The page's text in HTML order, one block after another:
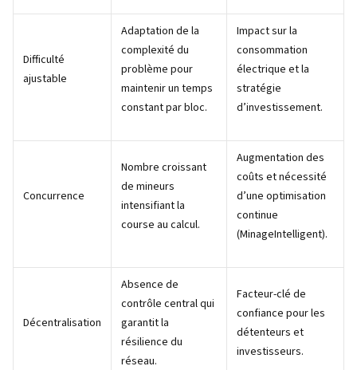
Difficulté
ajustable
Adaptation de la
complexité du
problème pour
maintenir un temps
constant par bloc.
Impact sur la
consommation
électrique et la
stratégie
d’investissement.
Concurrence
Nombre croissant
de mineurs
intensifiant la
course au calcul.
Augmentation des
coûts et nécessité
d’une optimisation
continue
(MinageIntelligent).
Décentralisation
Absence de
contrôle central qui
garantit la
résilience du
réseau.
Facteur-clé de
confiance pour les
détenteurs et
investisseurs.